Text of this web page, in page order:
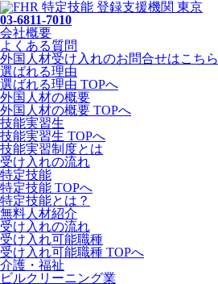
03-6811-7010
会社概要
よくある質問
外国人材受け入れのお問合せはこちら
選ばれる理由
選ばれる理由 TOPへ
外国人材の概要
外国人材の概要 TOPへ
技能実習生
技能実習生 TOPへ
技能実習制度とは
受け入れの流れ
特定技能
特定技能 TOPへ
特定技能とは？
無料人材紹介
受け入れの流れ
受け入れ可能職種
受け入れ可能職種 TOPへ
介護・福祉
ビルクリーニング業